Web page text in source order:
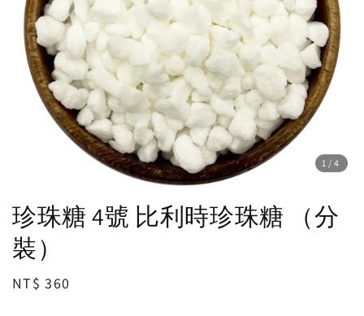
1 /4
珍珠糖 4號 比利時珍珠糖 （分
裝）
Regular
NT$ 360